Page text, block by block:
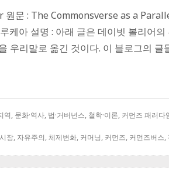
원문 : The Commonsverse as a
케아 설명 : 아래 글은 데이빗 볼리
우리말로 옮긴 것이다. 이 블로그의 글
역, 문화·역사, 법·거버넌스, 철학·이론, 커먼즈 패러다
시장, 자유주의,체제변화, 커머닝, 커먼즈, 커먼즈버스,